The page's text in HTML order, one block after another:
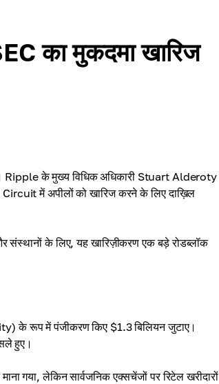
का मुकदमा खारिज
Ripple के मुख्य विधिक अधिकारी Stuart Alderoty
में अपीलों को खारिज करने के लिए दाख़िल
संस्थानों के लिए, यह खारिज़ीकरण एक बड़े रोडब्लॉक
के रूप में पंजीकरण किए $1.3 बिलियन जुटाए।
हुए।
गया, लेकिन सार्वजनिक एक्सचेंजों पर रिटेल खरीदारों